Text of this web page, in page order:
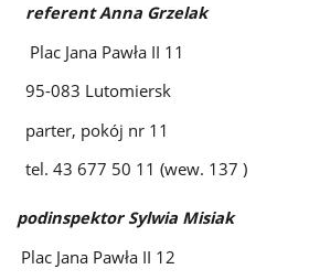
referent Anna Grzelak
Plac Jana Pawła II 11
95-083 Lutomiersk
parter, pokój nr 11
tel. 43 677 50 11 (wew. 137 )
podinspektor Sylwia Misiak
Plac Jana Pawła II 12